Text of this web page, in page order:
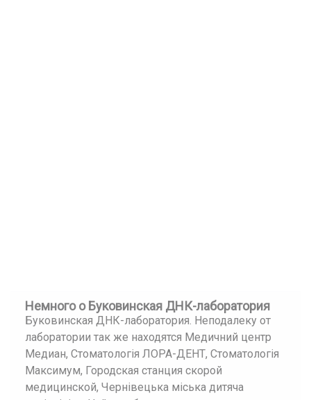
Немного о Буковинская ДНК-лаборатория
Буковинская ДНК-лаборатория. Неподалеку от
лаборатории так же находятся Медичний центр
Медиан, Стоматологія ЛОРА-ДЕНТ, Стоматологія
Максимум, Городская станция скорой
медицинской, Чернівецька міська дитяча